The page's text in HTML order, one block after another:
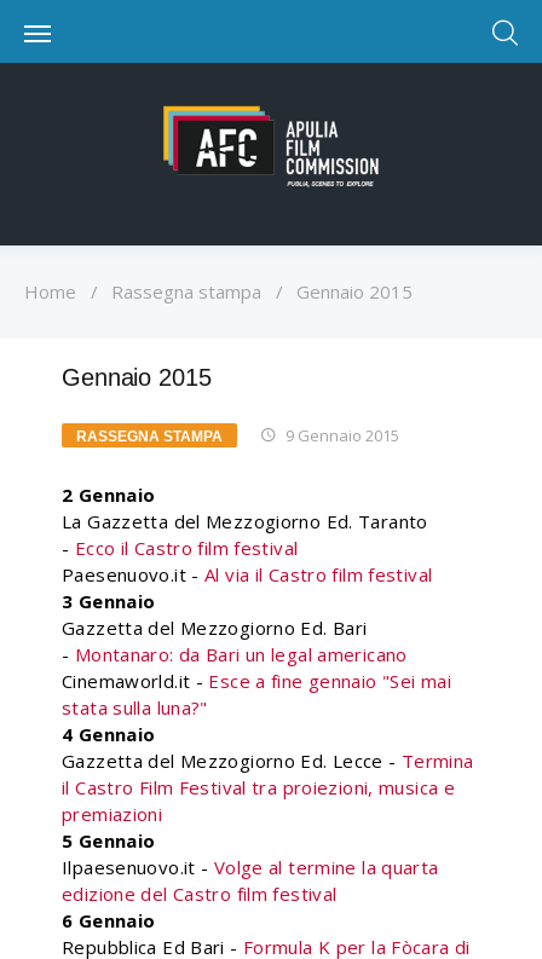
Home / Rassegna stampa / Gennaio 2015
Gennaio 2015
RASSEGNA STAMPA 9 Gennaio 2015
2 Gennaio
La Gazzetta del Mezzogiorno Ed. Taranto
- Ecco il Castro film festival
Paesenuovo.it - Al via il Castro film festival
3 Gennaio
Gazzetta del Mezzogiorno Ed. Bari
- Montanaro: da Bari un legal americano
Cinemaworld.it - Esce a fine gennaio "Sei mai
stata sulla luna?"
4 Gennaio
Gazzetta del Mezzogiorno Ed. Lecce - Termina
il Castro Film Festival tra proiezioni, musica e
premiazioni
5 Gennaio
Ilpaesenuovo.it - Volge al termine la quarta
edizione del Castro film festival
6 Gennaio
Repubblica Ed Bari - Formula K per la Fòcara di